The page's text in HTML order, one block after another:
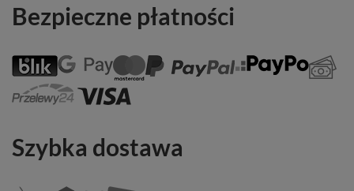
Bezpieczne płatności
Szybka dostawa